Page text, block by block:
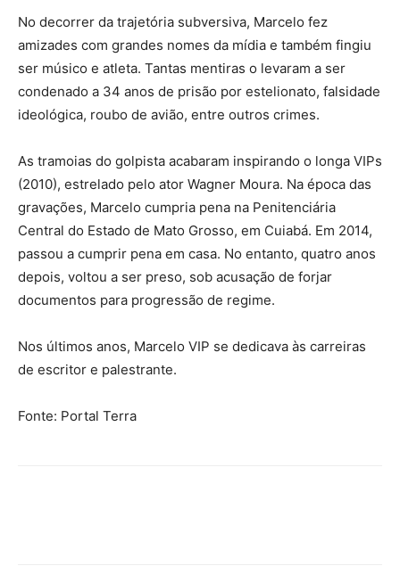
No decorrer da trajetória subversiva, Marcelo fez
amizades com grandes nomes da mídia e também fingiu
ser músico e atleta. Tantas mentiras o levaram a ser
condenado a 34 anos de prisão por estelionato, falsidade
ideológica, roubo de avião, entre outros crimes.
As tramoias do golpista acabaram inspirando o longa VIPs
(2010), estrelado pelo ator Wagner Moura. Na época das
gravações, Marcelo cumpria pena na Penitenciária
Central do Estado de Mato Grosso, em Cuiabá. Em 2014,
passou a cumprir pena em casa. No entanto, quatro anos
depois, voltou a ser preso, sob acusação de forjar
documentos para progressão de regime.
Nos últimos anos, Marcelo VIP se dedicava às carreiras
de escritor e palestrante.
Fonte: Portal Terra